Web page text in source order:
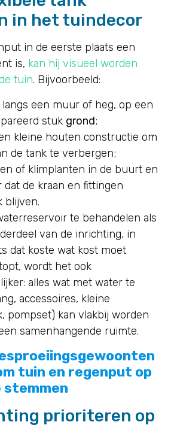
in het tuindecor
in de eerste plaats een
is, kan hij visueel worden
tuin. Bijvoorbeeld:
langs een muur of heg, op een
stuk grond;
kleine houten constructie om
de tank te verbergen;
of klimplanten in de buurt en
dat de kraan en fittingen
blijven.
te behandelen als
van de inrichting, in
dat koste wat kost moet
wordt het ook
alles wat met water te
accessoires, kleine
pompset) kan vlakbij worden
samenhangende ruimte.
tuin en regenput op
prioriteren op